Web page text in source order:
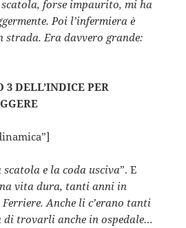
forse impaurito, mi ha
Poi l’infermiera è
Era davvero grande:
3 DELL’INDICE PER
e la coda usciva”. E
vita dura, tanti anni in
Anche li c’erano tanti
di trovarli anche in ospedale…